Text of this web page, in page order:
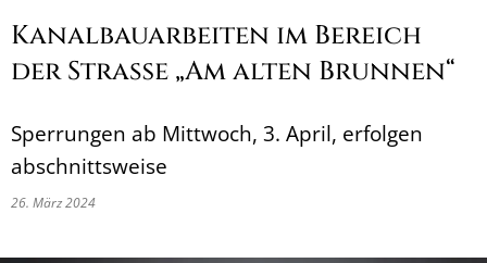
Kanalbauarbeiten im Bereich
der Straße „Am alten Brunnen“
Sperrungen ab Mittwoch, 3. April, erfolgen
abschnittsweise
26. März 2024